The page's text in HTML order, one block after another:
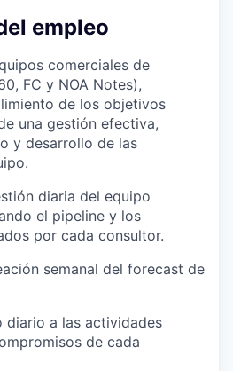
empleo
comerciales de
FC y NOA Notes),
de los objetivos
una gestión efectiva,
y desarrollo de las
diaria del equipo
el pipeline y los
por cada consultor.
semanal del forecast de
diario a las actividades
de cada